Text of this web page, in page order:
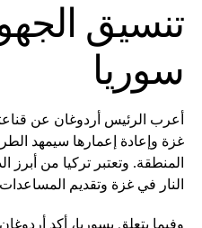
تنسيق
سوريا
أعرب الرئيس أردوغان عن
غزة وإعادة إعمارها سيمهد
المنطقة. وتعتبر تركيا من
النار في غزة وتقديم
وفيما يتعلق بسوريا، أكد